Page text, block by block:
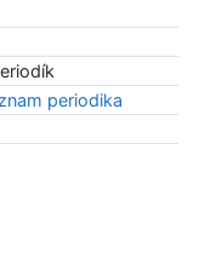
periodika